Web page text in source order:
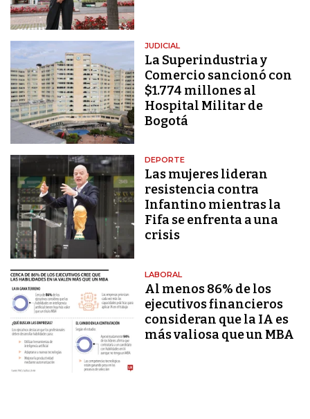
JUDICIAL
La Superindustria y
Comercio sancionó con
$1.774 millones al
Hospital Militar de
Bogotá
DEPORTE
Las mujeres lideran
resistencia contra
Infantino mientras la
Fifa se enfrenta a una
crisis
LABORAL
Al menos 86% de los
ejecutivos financieros
consideran que la IA es
más valiosa que un MBA